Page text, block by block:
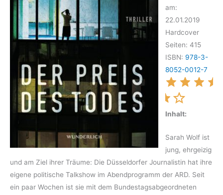
am:
22.01.2019
Hardcover
Seiten: 415
ISBN: 978-3-
8052-0012-7
Inhalt:
Sarah Wolf ist
jung, ehrgeizig
und am Ziel ihrer Träume: Die Düsseldorfer Journalistin hat ihre
eigene politische Talkshow im Abendprogramm der ARD. Seit
ein paar Wochen ist sie mit dem Bundestagsabgeordneten